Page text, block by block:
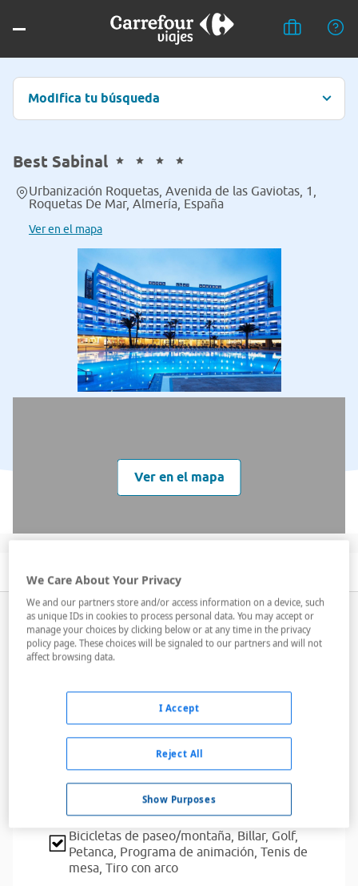
Modifica tu búsqueda
Best Sabinal
Urbanización Roquetas, Avenida de las Gaviotas, 1,
Roquetas De Mar, Almería, España
Ver en el mapa
Ver en el mapa
Descripción Servicios
El hotel Best Sabinal es un establecimientode cuatro
estrellasubicado en Roquetas de Mar (Almería). Un
edificio de siete plantas alberga522 habitaciones(486
de baño completo con artí...
Servicios del alojamiento
Actividades para niños,Aeróbic acuático,
Bicicletas de paseo/montaña, Billar, Golf,
Petanca, Programa de animación, Tenis de
mesa, Tiro con arco
We Care About Your Privacy
We and our partners store and/or access information on a device, such
as unique IDs in cookies to process personal data. You may accept or
manage your choices by clicking below or at any time in the privacy
policy page. These choices will be signaled to our partners and will not
affect browsing data.
Show Purposes
Reject All
I Accept